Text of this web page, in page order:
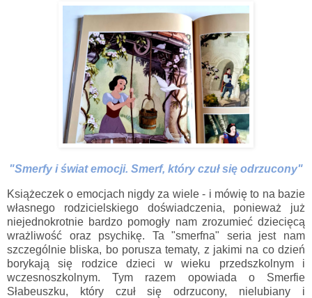
"Smerfy i świat emocji. Smerf, który czuł się odrzucony"
Książeczek o emocjach nigdy za wiele - i mówię to na bazie
własnego rodzicielskiego doświadczenia, ponieważ już
niejednokrotnie bardzo pomogły nam zrozumieć dziecięcą
wrażliwość oraz psychikę. Ta "smerfna" seria jest nam
szczególnie bliska, bo porusza tematy, z jakimi na co dzień
borykają się rodzice dzieci w wieku przedszkolnym i
wczesnoszkolnym. Tym razem opowiada o Smerfie
Słabeuszku, który czuł się odrzucony, nielubiany i